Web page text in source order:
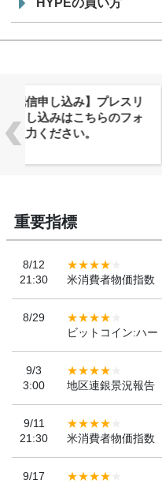
HYPEの買い方
株式会
ーバル
「
重要指標
8/12
21:30
米消費者物価指数
8/29
ビットコイン:ハ
9/3
3:00
地区連銀景況報告
9/11
21:30
米消費者物価指数
9/17